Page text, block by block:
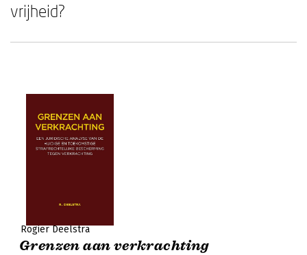
vrijheid?
Rogier Deelstra
Grenzen aan verkrachting